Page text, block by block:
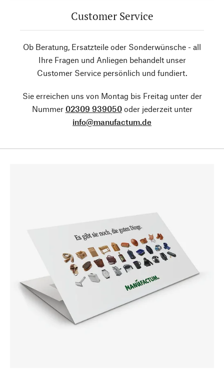
Customer Service
Ob Beratung, Ersatzteile oder Sonderwünsche - all
Ihre Fragen und Anliegen behandelt unser
Customer Service persönlich und fundiert.
Sie erreichen uns von Montag bis Freitag unter der
Nummer 02309 939050oder jederzeit unter
info@manufactum.de